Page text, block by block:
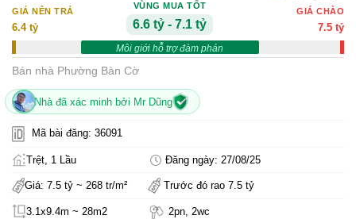
GIÁ NÊN TRẢ
6.4 tỷ
VÙNG MUA TỐT
6.6 tỷ - 7.1 tỷ
Môi giới hỗ trợ đàm phán
GIÁ CHÀO
7.5 tỷ
Bán nhà Phường Bàn Cờ
Nhà đã xác minh bởi Mr Dũng
Mã bài đăng: 36091
Trệt, 1 Lầu Đăng ngày: 27/08/25
Giá: 7.5 tỷ ~ 268 tr/m² Trước đó rao 7.5 tỷ
3.1x9.4m ~ 28m2 2pn, 2wc